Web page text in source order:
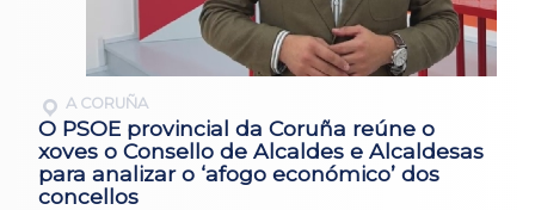
A CORUÑA
O PSOE provincial da Coruña reúne o
xoves o Consello de Alcaldes e Alcaldesas
para analizar o ‘afogo económico’ dos
concellos